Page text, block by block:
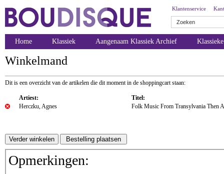
Klantenservice
Home Klassiek Aangenaam Klassiek Archief
Winkelmand
Dit is een overzicht van de artikelen die dit moment in de shoppingcart staan:
Artiest:
Titel:
Herczku, Agnes
Folk Music From Transylvania Then A
Opmerkingen: